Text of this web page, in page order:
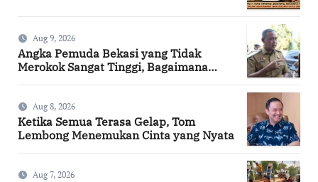
Aug 9, 2026
Angka Pemuda Bekasi yang Tidak
Merokok Sangat Tinggi, Bagaimana
Aug 8, 2026
Ketika Semua Terasa Gelap, Tom
Lembong Menemukan Cinta yang Nyata
Aug 7, 2026